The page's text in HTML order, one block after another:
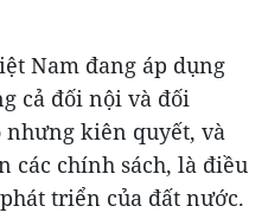
Nam đang áp dụng
cả đối nội và đối
nhưng kiên quyết, và
các chính sách, là điều
triển của đất nước.